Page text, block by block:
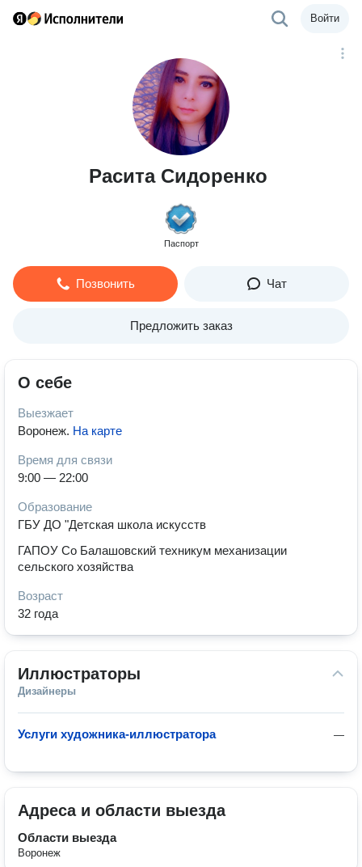
Войти
Расита Сидоренко
Паспорт
Позвонить Чат
Предложить заказ
О себе
Выезжает
Воронеж. На карте
Время для связи
9:00 — 22:00
Образование
ГБУ ДО "Детская школа искусств
ГАПОУ Со Балашовский техникум механизации
сельского хозяйства
Возраст
32 года
Иллюстраторы
Дизайнеры
—
Услуги художника-иллюстратора
Адреса и области выезда
Области выезда
Воронеж